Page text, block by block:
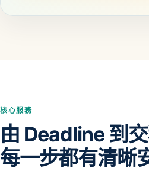
核心服務
由 Deadline 到交
每一步都有清晰